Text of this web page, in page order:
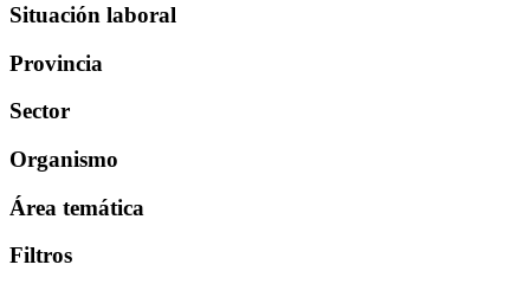
Situación laboral
Provincia
Sector
Organismo
Área temática
Filtros